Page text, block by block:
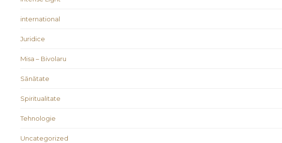
international
Juridice
Misa – Bivolaru
Sănătate
Spiritualitate
Tehnologie
Uncategorized